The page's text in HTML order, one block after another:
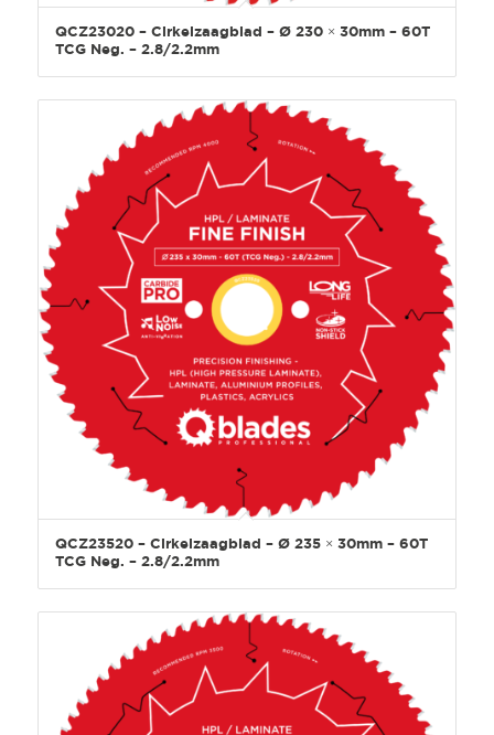
QCZ23020 – Cirkelzaagblad – Ø 230 × 30mm – 60T
TCG Neg. – 2.8/2.2mm
QCZ23520 – Cirkelzaagblad – Ø 235 × 30mm – 60T
TCG Neg. – 2.8/2.2mm